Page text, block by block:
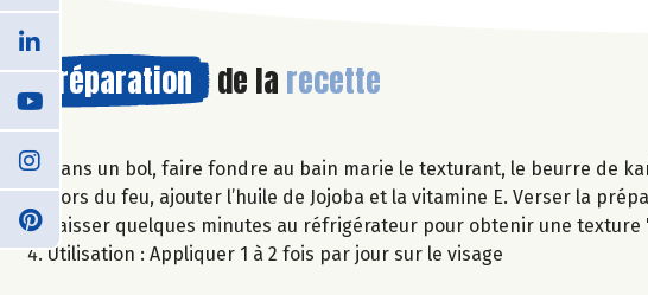
Préparation de la recette
Dans un bol, faire fondre au bain marie le texturant, le beurre de
Hors du feu, ajouter l’huile de Jojoba et la vitamine E. Verser la
Laisser quelques minutes au réfrigérateur pour obtenir une texture
Utilisation : Appliquer 1 à 2 fois par jour sur le visage